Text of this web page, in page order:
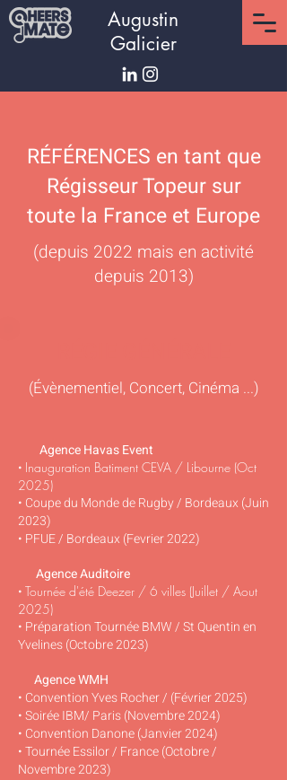
Augustin
Galicier
RÉFÉRENCES en tant que
Régisseur Topeur sur
toute la France et Europe
(depuis 2022 mais en activité
depuis 2013)
(Évènementiel, Concert, Cinéma ...)
Agence Havas Event
• Inauguration Batiment CEVA / Libourne (Oct
2025)
• Coupe du Monde de Rugby / Bordeaux (Juin
2023)
• PFUE / Bordeaux (Fevrier 2022)
Agence Auditoire
• Tournée d'été Deezer / 6 villes (Juillet / Aout
2025)
• Préparation Tournée BMW / St Quentin en
Yvelines (Octobre 2023)
Agence WMH
• Convention Yves Rocher / (Février 2025)
• Soirée IBM/ Paris (Novembre2024)
• Convention Danone (Janvier 2024)
• Tournée Essilor / France (Octobre /
Novembre 2023)